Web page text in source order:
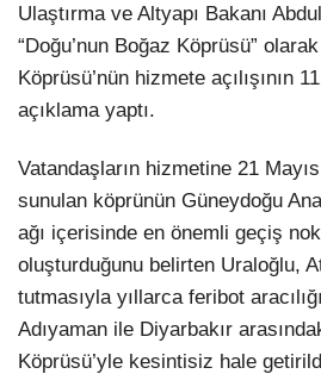
Ulaştırma ve Altyapı Bakanı
“Doğu’nun Boğaz Köprüsü”
Köprüsü’nün hizmete açılışının
açıklama yaptı.
Vatandaşların hizmetine 21
sunulan köprünün Güneydoğu
ağı içerisinde en önemli geçiş
oluşturduğunu belirten Uraloğlu,
tutmasıyla yıllarca feribot
Adıyaman ile Diyarbakır
Köprüsü’yle kesintisiz hale